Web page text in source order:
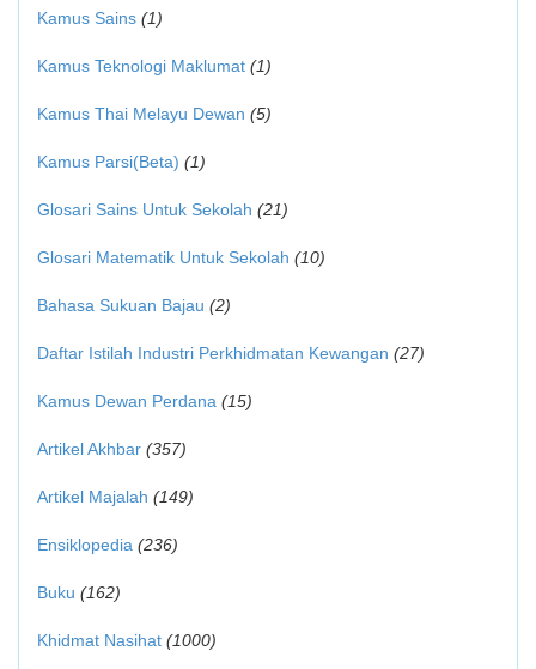
Kamus Sains (1)
Kamus Teknologi Maklumat (1)
Kamus Thai Melayu Dewan (5)
Kamus Parsi(Beta) (1)
Glosari Sains Untuk Sekolah (21)
Glosari Matematik Untuk Sekolah (10)
Bahasa Sukuan Bajau (2)
Daftar Istilah Industri Perkhidmatan Kewangan (27)
Kamus Dewan Perdana (15)
Artikel Akhbar (357)
Artikel Majalah (149)
Ensiklopedia (236)
Buku (162)
Khidmat Nasihat (1000)